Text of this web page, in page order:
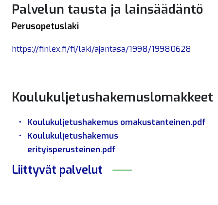
Palvelun tausta ja lainsäädäntö
Perusopetuslaki
https://finlex.fi/fi/laki/ajantasa/1998/19980628
Koulukuljetushakemuslomakkeet
Koulukuljetushakemus omakustanteinen.pdf
Koulukuljetushakemus
erityisperusteinen.pdf
Liittyvät palvelut